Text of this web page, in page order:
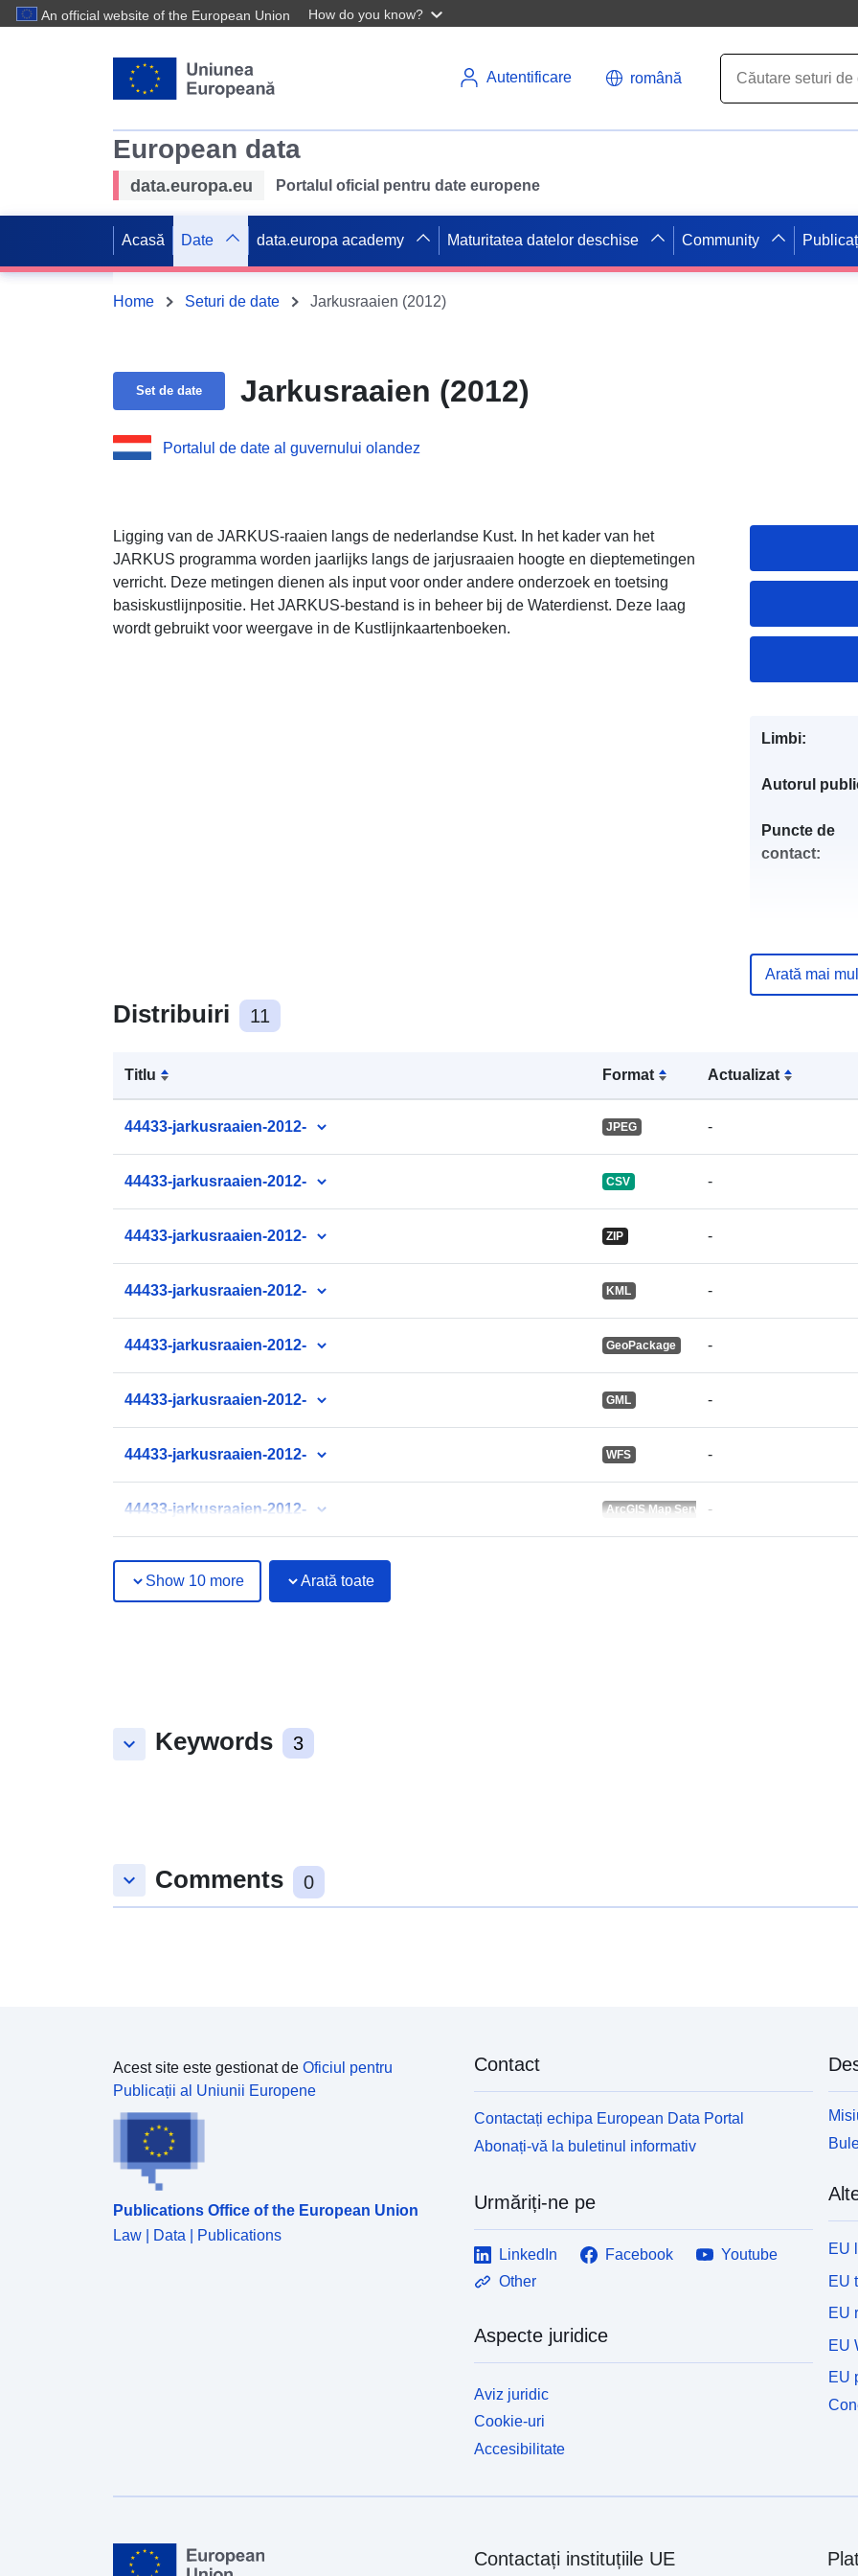
An official website of the European Union How do you know?
Autentificare română
European data
data.europa.eu Portalul oficial pentru date europene
Acasă Date data.europa academy Maturitatea datelor deschise Community
Home Seturi de date Jarkusraaien (2012)
Set de date Jarkusraaien (2012)
Portalul de date al guvernului olandez
Ligging van de JARKUS-raaien langs de nederlandse Kust. In het kader van het
JARKUS programma worden jaarlijks langs de jarjusraaien hoogte en dieptemetingen
verricht. Deze metingen dienen als input voor onder andere onderzoek en toetsing
basiskustlijnpositie. Het JARKUS-bestand is in beheer bij de Waterdienst. Deze laag
wordt gebruikt voor weergave in de Kustlijnkaartenboeken.
Distribuiri 11
Titlu Format Actualizat
44433-jarkusraaien-2012- JPEG -
44433-jarkusraaien-2012- CSV -
44433-jarkusraaien-2012- ZIP -
44433-jarkusraaien-2012- KML -
44433-jarkusraaien-2012- GeoPackage -
44433-jarkusraaien-2012- GML -
44433-jarkusraaien-2012- WFS -
44433-jarkusraaien-2012- ArcGIS Map Service-
Show 10 more Arată toate
keyboard_arrow_down Keywords 3
Limbi:
Autorul
Puncte de
contact:
Registru
uriRef:
Arată mai
keyboard_arrow_down Comments 0
Acest site este gestionat de Oficiul pentru
Publicații al Uniunii Europene
Publications Office of the European Union
Law | Data | Publications
Contact
Contactați echipa European Data Portal
Abonați-vă la buletinul informativ
Urmăriți-ne pe
LinkedIn Facebook
Youtube
Other
Aspecte juridice
Aviz juridic
Cookie-uri
Accesibilitate
EU
EU
EU
EU
EU
Contactați instituțiile UE